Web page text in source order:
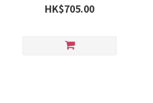
HK$705.00